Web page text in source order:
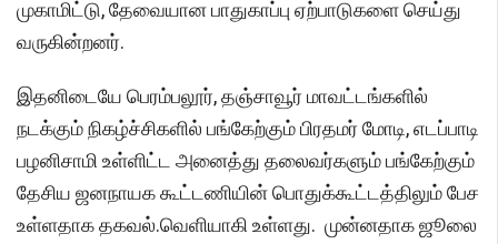
முகாமிட்டு, தேவையான பாதுகாப்பு ஏற்பாடுகளை செய்து
வருகின்றனர்.
இதனிடையே பெரம்பலூர், தஞ்சாவூர் மாவட்டங்களில்
நடக்கும் நிகழ்ச்சிகளில் பங்கேற்கும் பிரதமர் மோடி, எடப்பாடி
பழனிசாமி உள்ளிட்ட அனைத்து தலைவர்களும் பங்கேற்கும்
தேசிய ஜனநாயக கூட்டணியின் பொதுக்கூட்டத்திலும் பேச
உள்ளதாக தகவல்.வெளியாகி உள்ளது. முன்னதாக ஜூலை